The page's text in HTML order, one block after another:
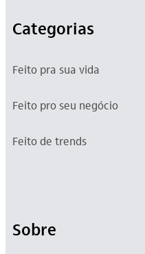
Categorias
Feito pra sua vida
Feito pro seu negócio
Feito de trends
Sobre